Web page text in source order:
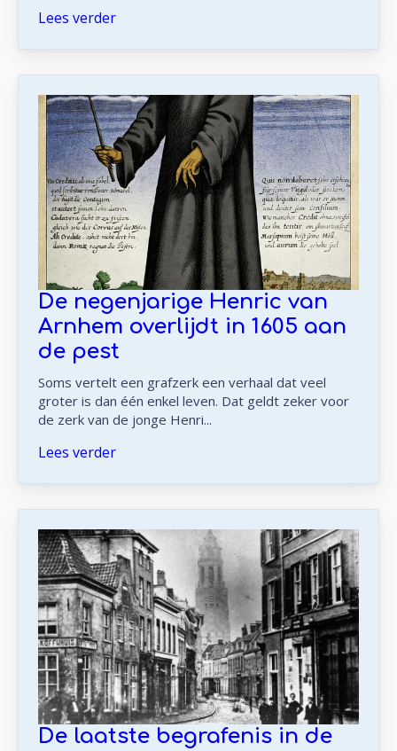
Lees verder
De negenjarige Henric van
Arnhem overlijdt in 1605 aan
de pest
Soms vertelt een grafzerk een verhaal dat veel
groter is dan één enkel leven. Dat geldt zeker voor
de zerk van de jonge Henri...
Lees verder
De laatste begrafenis in de